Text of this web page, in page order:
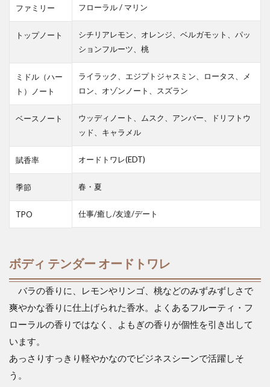
ファミリー フローラル / マリン
トップノート
シチリアレモン、オレンジ、ベルガモット、パッ
ションフルーツ、桃
ミドル（ハー
ト）ノート
ライラック、エジプトジャスミン、ロータス、メ
ロン、オゾンノート、スズラン
ベースノート
ウッディノート、ムスク、アンバー、ドリフトウ
ッド、キャラメル
賦香率 オードトワレ(EDT)
季節 春・夏
TPO 仕事/癒し/友達/デート
ボディ テンダー オードトワレ
バラの香りに、レモンやリンゴ、桃などのみずみずしさで
爽やかな香りに仕上げられた香水。よくあるフルーティ・フ
ローラルの香りではなく、よもぎの香りが個性を引き出して
います。
あっさりすっきり軽やかなのでビジネスシーンで活躍しそ
う。